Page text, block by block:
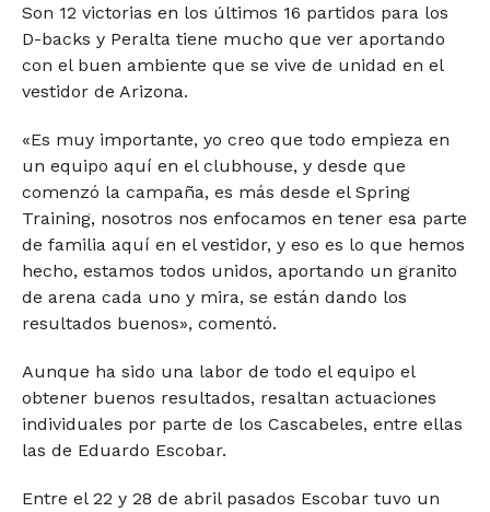
Son 12 victorias en los últimos 16 partidos para los
D-backs y Peralta tiene mucho que ver aportando
con el buen ambiente que se vive de unidad en el
vestidor de Arizona.
«Es muy importante, yo creo que todo empieza en
un equipo aquí en el clubhouse, y desde que
comenzó la campaña, es más desde el Spring
Training, nosotros nos enfocamos en tener esa parte
de familia aquí en el vestidor, y eso es lo que hemos
hecho, estamos todos unidos, aportando un granito
de arena cada uno y mira, se están dando los
resultados buenos», comentó.
Aunque ha sido una labor de todo el equipo el
obtener buenos resultados, resaltan actuaciones
individuales por parte de los Cascabeles, entre ellas
las de Eduardo Escobar.
Entre el 22 y 28 de abril pasados Escobar tuvo un